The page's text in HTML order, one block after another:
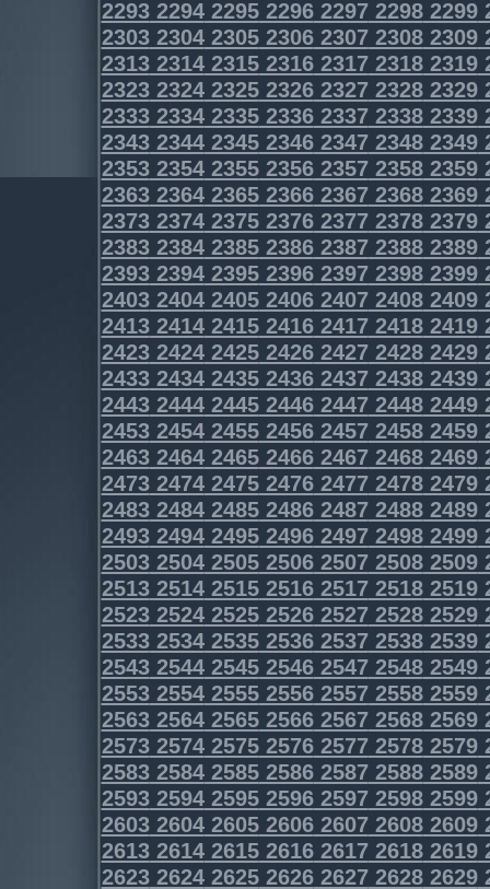
2293229422952296229722982299
2303230423052306230723082309
2313231423152316231723182319
2323232423252326232723282329
2333233423352336233723382339
2343234423452346234723482349
2353235423552356235723582359
2363236423652366236723682369
2373237423752376237723782379
2383238423852386238723882389
2393239423952396239723982399
2403240424052406240724082409
2413241424152416241724182419
2423242424252426242724282429
2433243424352436243724382439
2443244424452446244724482449
2453245424552456245724582459
2463246424652466246724682469
2473247424752476247724782479
2483248424852486248724882489
2493249424952496249724982499
2503250425052506250725082509
2513251425152516251725182519
2523252425252526252725282529
2533253425352536253725382539
2543254425452546254725482549
2553255425552556255725582559
2563256425652566256725682569
2573257425752576257725782579
2583258425852586258725882589
2593259425952596259725982599
2603260426052606260726082609
2613261426152616261726182619
2623262426252626262726282629